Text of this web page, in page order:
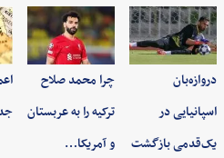
دروازه‌بان
اسپانیایی در
یک‌قدمی بازگشت
چرا محمد صلاح
ترکیه را به عربستان
و آمریکا…